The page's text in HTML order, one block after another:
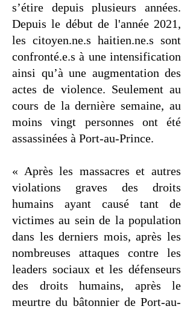
s’étire depuis plusieurs années.
Depuis le début de l'année 2021,
les citoyen.ne.s haitien.ne.s sont
confronté.e.s à une intensification
ainsi qu’à une augmentation des
actes de violence. Seulement au
cours de la dernière semaine, au
moins vingt personnes ont été
assassinées à Port-au-Prince.
« Après les massacres et autres
violations graves des droits
humains ayant causé tant de
victimes au sein de la population
dans les derniers mois, après les
nombreuses attaques contre les
leaders sociaux et les défenseurs
des droits humains, après le
meurtre du bâtonnier de Port-au-